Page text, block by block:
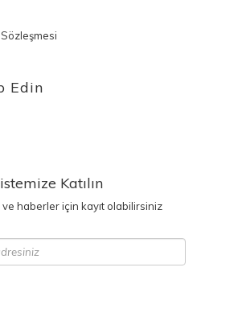
Edin
Katılın
ve haberler için kayıt olabilirsiniz